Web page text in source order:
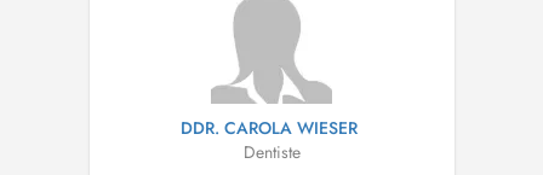
DDR. CAROLA WIESER
Dentiste